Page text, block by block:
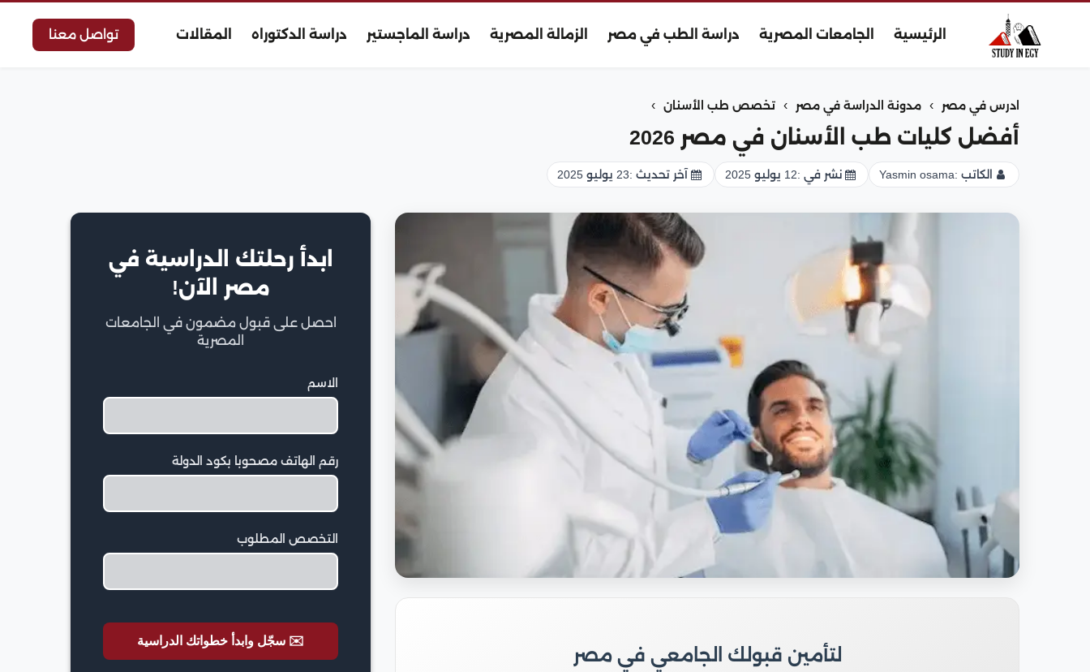
الرئيسية الجامعات المصرية دراسة الطب في مصر الزمالة المصرية دراسة الماجستير دراسة الدكتوراه المقالات تواصل معنا
ادرس في مصر › مدونة الدراسة في مصر › تخصص طب الأسنان ›
أفضل كليات طب الأسنان في مصر 2026
الكاتب :Yasmin osama نشر في :12 يوليو 2025 آخر تحديث :23 يوليو 2025
لتأمين قبولك الجامعي في مصر
ابدأ رحلتك الدراسية في
مصر الآن!
احصل على قبول مضمون في الجامعات
المصرية
الاسم
رقم الهاتف مصحوبا بكود الدولة
التخصص المطلوب
✉️ سجّل وابدأ خطواتك الدراسية